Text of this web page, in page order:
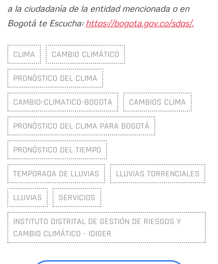
a la ciudadanía de la entidad mencionada o en
Bogotá te Escucha: https://bogota.gov.co/sdqs/.
CLIMA CAMBIO CLIMÁTICO
PRONÓSTICO DEL CLIMA
CAMBIO-CLIMATICO-BOGOTA CAMBIOS CLIMA
PRONÓSTICO DEL CLIMA PARA BOGOTÁ
PRONÓSTICO DEL TIEMPO
TEMPORADA DE LLUVIAS LLUVIAS TORRENCIALES
LLUVIAS SERVICIOS
INSTITUTO DISTRITAL DE GESTIÓN DE RIESGOS Y
CAMBIO CLIMÁTICO - IDIGER